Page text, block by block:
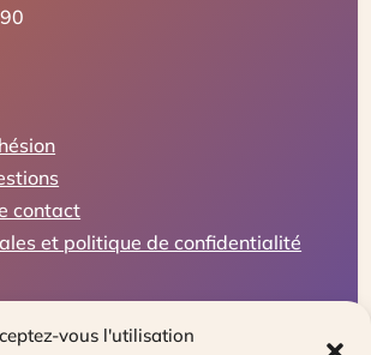
vous l'utilisation
contact
et politique de confidentialité